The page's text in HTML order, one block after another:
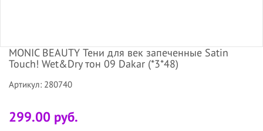
MONIC BEAUTY Тени для век запеченные Satin
Touch! Wet&Dry тон 09 Dakar (*3*48)
Артикул: 280740
299.00 руб.